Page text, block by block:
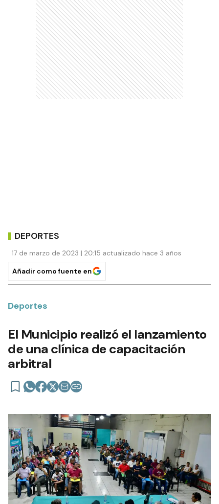
DEPORTES
17 de marzo de 2023 | 20:15 actualizado hace 3 años
Añadir como fuente en
Deportes
El Municipio realizó el lanzamiento
de una clínica de capacitación
arbitral